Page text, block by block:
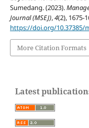
Sumedang. (2023).
Journal (MSEJ),4(2), 1675-
https://doi.org/10.37385/
More Citation Formats
Latest